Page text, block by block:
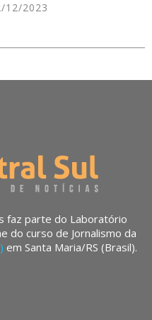
12/2023
faz parte do Laboratório
do curso de Jornalismo da
em Santa Maria/RS (Brasil).